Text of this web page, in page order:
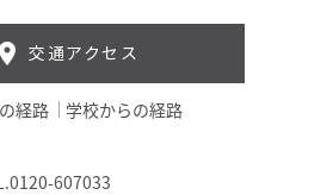
交通アクセス
経路 学校からの経路
607033